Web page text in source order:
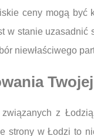
ceny mogą być
stanie
niewłaściwego
z
w Łodzi to